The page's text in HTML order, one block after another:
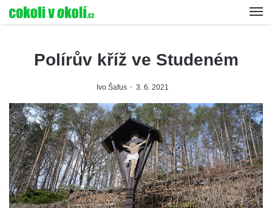
Polírův kříž ve Studeném
Ivo Šafus 3. 6. 2021